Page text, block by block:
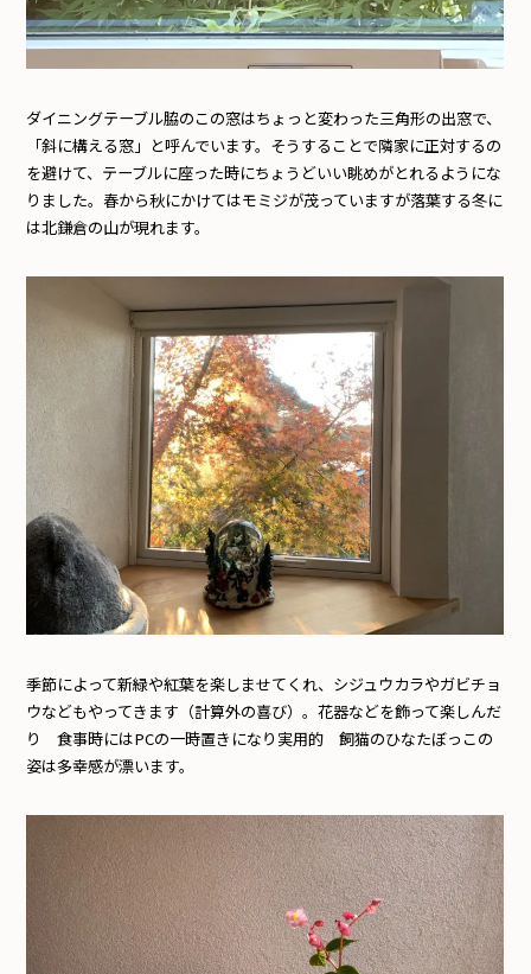
ダイニングテーブル脇のこの窓はちょっと変わった三角形の出窓で、
「斜に構える窓」と呼んでいます。そうすることで隣家に正対するの
を避けて、テーブルに座った時にちょうどいい眺めがとれるようにな
りました。春から秋にかけてはモミジが茂っていますが落葉する冬に
は北鎌倉の山が現れます。
季節によって新緑や紅葉を楽しませてくれ、シジュウカラやガビチョ
ウなどもやってきます（計算外の喜び）。花器などを飾って楽しんだ
り 食事時にはPCの一時置きになり実用的 飼猫のひなたぼっこの
姿は多幸感が漂います。